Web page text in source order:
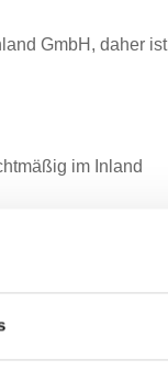
GmbH, daher ist
im Inland